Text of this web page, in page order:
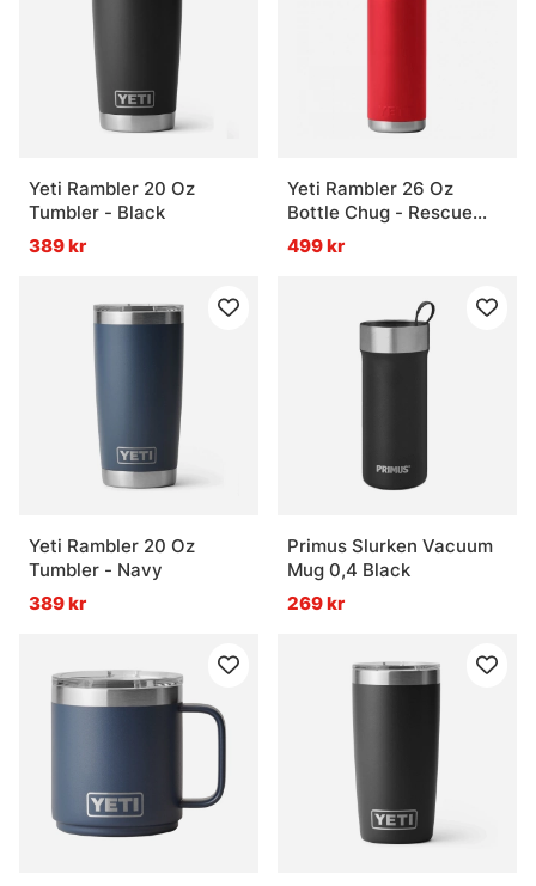
Yeti Rambler 20 Oz
Tumbler - Black
389 kr
Yeti Rambler 26 Oz
Bottle Chug - Rescue
Red
499 kr
Yeti Rambler 20 Oz
Tumbler - Navy
389 kr
Primus Slurken Vacuum
Mug 0,4 Black
269 kr